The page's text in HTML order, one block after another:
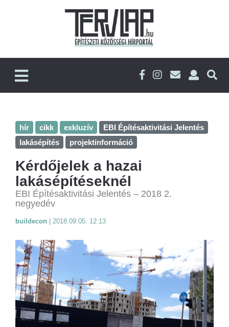
hír cikk exkluzív
EBI Építésaktivitási Jelentés
lakásépítés
projektinformáció
Kérdőjelek a hazai
lakásépítéseknél
EBI Építésaktivitási Jelentés – 2018 2.
negyedév
buildecon 2018.09.05. 12:13